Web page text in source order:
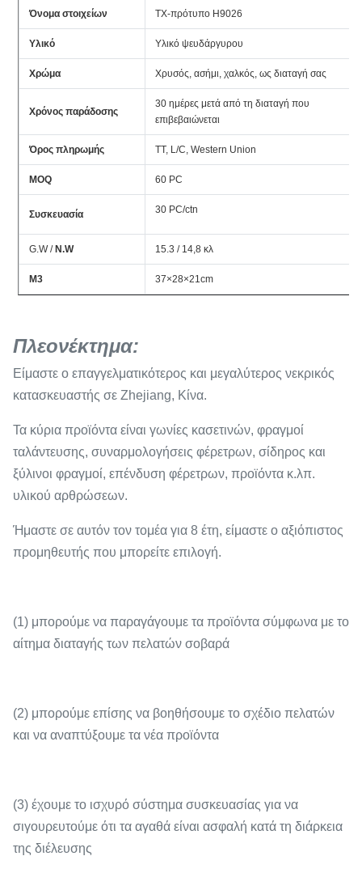
Όνομα στοιχείων TX-πρότυπο H9026
Υλικό Υλικό ψευδάργυρου
Χρώμα Χρυσός, ασήμι, χαλκός, ως διαταγή σας
Χρόνος παράδοσης
30 ημέρες μετά από τη διαταγή που
επιβεβαιώνεται
Όρος πληρωμής TT, L/C, Western Union
MOQ 60 PC
Συσκευασία 30 PC/ctn
G.W / N.W 15.3 / 14,8 κλ
Μ3 37×28×21cm
Πλεονέκτημα:
Είμαστε ο επαγγελματικότερος και μεγαλύτερος νεκρικός
κατασκευαστής σε Zhejiang, Κίνα.
Τα κύρια προϊόντα είναι γωνίες κασετινών, φραγμοί
ταλάντευσης, συναρμολογήσεις φέρετρων, σίδηρος και
ξύλινοι φραγμοί, επένδυση φέρετρων, προϊόντα κ.λπ.
υλικού αρθρώσεων.
Ήμαστε σε αυτόν τον τομέα για 8 έτη, είμαστε ο αξιόπιστος
προμηθευτής που μπορείτε επιλογή.
(1) μπορούμε να παραγάγουμε τα προϊόντα σύμφωνα με το
αίτημα διαταγής των πελατών σοβαρά
(2) μπορούμε επίσης να βοηθήσουμε το σχέδιο πελατών
και να αναπτύξουμε τα νέα προϊόντα
(3) έχουμε το ισχυρό σύστημα συσκευασίας για να
σιγουρευτούμε ότι τα αγαθά είναι ασφαλή κατά τη διάρκεια
της διέλευσης